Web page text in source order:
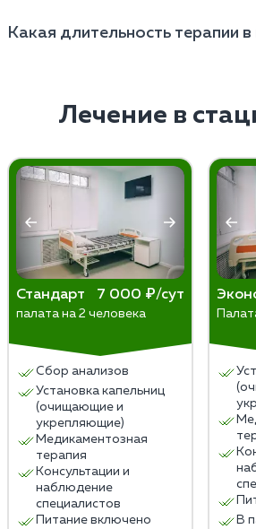
крайне рискованно и
Какая длительность терапии в
зависимости от степени
индивидуальных особенностей
Лечение в
Стандарт 7 000 ₽/сут
палата на 2 человека
Сбор анализов
Установка капельниц
(очищающие и
укрепляющие)
Медикаментозная
терапия
Консультации и
наблюдение
специалистов
Питание включено
В